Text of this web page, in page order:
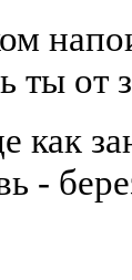
ты от
как
-